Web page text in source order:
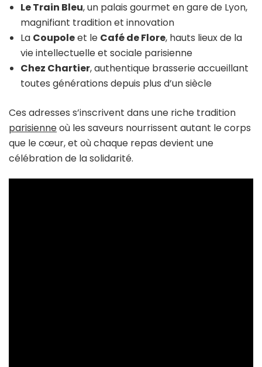
Le Train Bleu, un palais gourmet en gare de Lyon,
magnifiant tradition et innovation
La Coupoleet le Café de Flore, hauts lieux de la
vie intellectuelle et sociale parisienne
Chez Chartier, authentique brasserie accueillant
toutes générations depuis plus d’un siècle
Ces adresses s’inscrivent dans une riche tradition
parisienneoù les saveurs nourrissent autant le corps
que le cœur, et où chaque repas devient une
célébration de la solidarité.